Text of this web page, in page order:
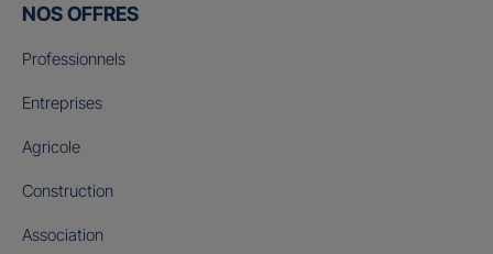
NOS OFFRES
Professionnels
Entreprises
Agricole
Construction
Association